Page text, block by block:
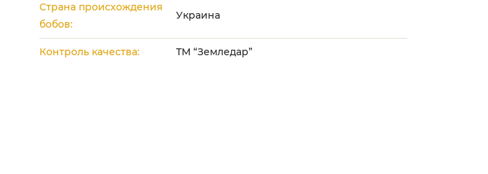
Страна происхождения
бобов:
Украина
Контроль качества: ТМ “Земледар”